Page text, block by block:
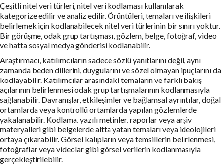
Çeşitli nitel veri türleri, nitel veri kodlaması kullanılarak
kategorize edilir ve analiz edilir. Örüntüleri, temaları ve ilişkileri
belirlemek için kodlanabilecek nitel veri türlerinin bir sınırı yoktur.
Bir görüşme, odak grup tartışması, gözlem, belge, fotoğraf, video
ve hatta sosyal medya gönderisi kodlanabilir.
Araştırmacı, katılımcıların sadece sözlü yanıtlarını değil, aynı
zamanda beden dillerini, duygularını ve sözel olmayan ipuçlarını da
kodlayabilir. Katılımcılar arasındaki temaların ve farklı bakış
açılarının belirlenmesi odak grup tartışmalarının kodlanmasıyla
sağlanabilir. Davranışlar, etkileşimler ve bağlamsal ayrıntılar, doğal
ortamlarda veya kontrollü ortamlarda yapılan gözlemlerde
yakalanabilir. Kodlama, yazılı metinler, raporlar veya arşiv
materyalleri gibi belgelerde altta yatan temaları veya ideolojileri
ortaya çıkarabilir. Görsel kalıpların veya temsillerin belirlenmesi,
fotoğraflar veya videolar gibi görsel verilerin kodlanmasıyla
gerçekleştirilebilir.